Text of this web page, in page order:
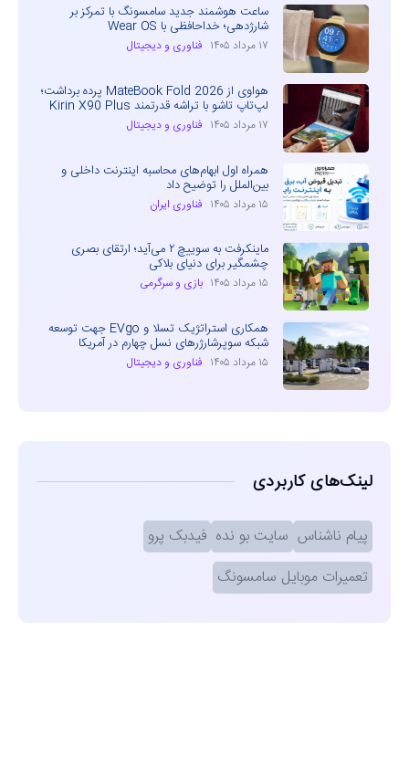
ساعت هوشمند جدید سامسونگ با تمرکز بر
شارژدهی؛ خداحافظی با Wear OS
۱۷ مرداد ۱۴۰۵ فناوری و دیجیتال
هواوی از MateBook Fold 2026 پرده برداشت؛
لپ‌تاپ تاشو با تراشه قدرتمند Kirin X90 Plus
۱۷ مرداد ۱۴۰۵ فناوری و دیجیتال
همراه اول ابهام‌های محاسبه اینترنت داخلی و
بین‌الملل را توضیح داد
۱۵ مرداد ۱۴۰۵ فناوری ایران
ماینکرفت به سوییچ ۲ می‌آید؛ ارتقای بصری
چشمگیر برای دنیای بلاکی
۱۵ مرداد ۱۴۰۵ بازی و سرگرمی
همکاری استراتژیک تسلا و EVgo جهت توسعه
شبکه سوپرشارژرهای نسل چهارم در آمریکا
۱۵ مرداد ۱۴۰۵ فناوری و دیجیتال
لینک‌های کاربردی
پیام ناشناس سایت بو نده فیدبک پرو
تعمیرات موبایل سامسونگ